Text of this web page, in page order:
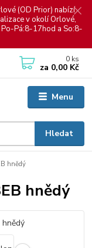
(OD Prior) nabízí
v okolí Orlové,
Pá:8-17hod a So:8-
Menu
Hledat
0 ks
za 0,00 Kč
hnědý
hnědý